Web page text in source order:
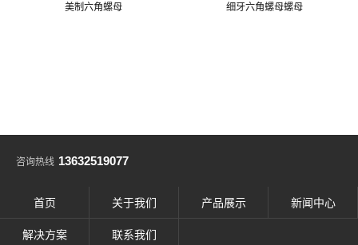
美制六角螺母 细牙六角螺母螺母
咨询热线 13632519077
首页 关于我们 产品展示 新闻中心
解决方案 联系我们